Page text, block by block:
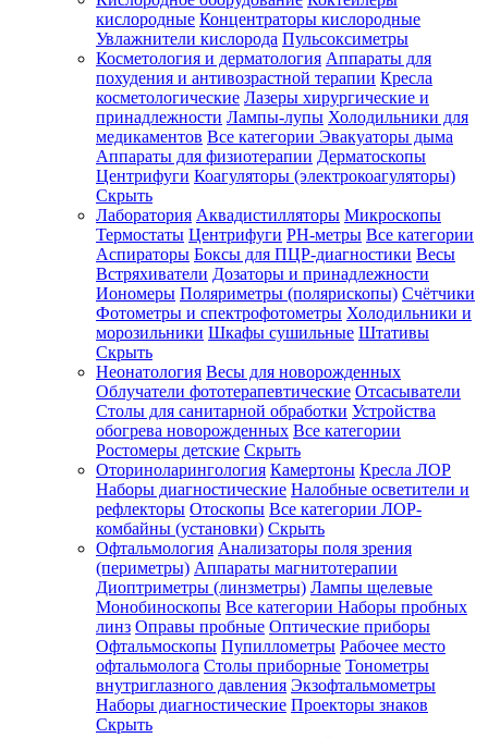
Зарегистрироваться
Зачем
регистрироваться?
Все
покупки
одном
месте
Личный
менеджер
Отслеживание
статуса
заказа
кислородные Концентраторы кислородные
Увлажнители кислорода Пульсоксиметры
Косметология и дерматология Аппараты для
похудения и антивозрастной терапии Кресла
косметологические Лазеры хирургические и
принадлежности Лампы-лупы Холодильники для
медикаментов Все категории Эвакуаторы дыма
Аппараты для физиотерапии Дерматоскопы
Центрифуги Коагуляторы (электрокоагуляторы)
Скрыть
Лаборатория Аквадистилляторы Микроскопы
Термостаты Центрифуги PH-метры Все категории
Аспираторы Боксы для ПЦР-диагностики Весы
Встряхиватели Дозаторы и принадлежности
Иономеры Поляриметры (полярископы) Счётчики
Фотометры и спектрофотометры Холодильники и
морозильники Шкафы сушильные Штативы
Скрыть
Неонатология Весы для новорожденных
Облучатели фототерапевтические Отсасыватели
Столы для санитарной обработки Устройства
обогрева новорожденных Все категории
Ростомеры детские Скрыть
Оториноларингология Камертоны Кресла ЛОР
Наборы диагностические Налобные осветители и
рефлекторы Отоскопы Все категории ЛОР-
комбайны (установки) Скрыть
Офтальмология Анализаторы поля зрения
(периметры) Аппараты магнитотерапии
Диоптриметры (линзметры) Лампы щелевые
Монобиноскопы Все категории Наборы пробных
линз Оправы пробные Оптические приборы
Офтальмоскопы Пупиллометры Рабочее место
офтальмолога Столы приборные Тонометры
внутриглазного давления Экзофтальмометры
Наборы диагностические Проекторы знаков
Скрыть